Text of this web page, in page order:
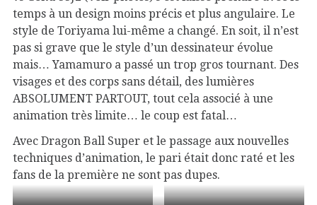
temps à un design moins précis et plus angulaire. Le
style de Toriyama lui-même a changé. En soit, il n’est
pas si grave que le style d’un dessinateur évolue
mais… Yamamuro a passé un trop gros tournant. Des
visages et des corps sans détail, des lumières
ABSOLUMENT PARTOUT, tout cela associé à une
animation très limite… le coup est fatal…
Avec Dragon Ball Super et le passage aux nouvelles
techniques d’animation, le pari était donc raté et les
fans de la première ne sont pas dupes.